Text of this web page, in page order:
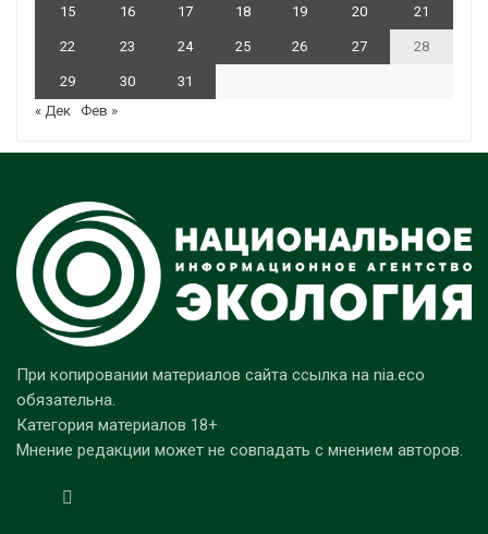
15 16 17 18 19 20 21
22 23 24 25 26 27 28
29 30
31
« Дек Фев »
При копировании материалов сайта ссылка на nia.eco
обязательна.
Категория материалов 18+
Мнение редакции может не совпадать с мнением авторов.